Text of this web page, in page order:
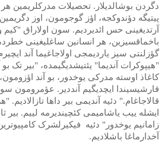
دگردن بوشالدیلار. تحصیلات مدرکلریمین هر
پیتیگه دؤندوکجه، اؤز گوجومون، اوز دگریمین،
آرتدیغینی حس ائدیردیم. سون اولاراق "کیم
باخماقسیزین، هر انسانین ساغلیغینی
گؤزلنتی سیز یاردیمجی اولاجاغیما آند
"هیپوکرات آندیما" یئتیشدیگیمده، "بیر تک بو
کاغاذ اوسته مدرکی یوخدور، بو آند
قارشیسیندا ایچدیگیم آنددیر. عؤمرومون
قالاجاغام." دئیه آندیمی بیر داها
ایشله ییب یاشامیمی کئچیندیرمه لییم. بیر
زامانیم یوخدور" دئیه
فیکیرلشرک
آخدارماغا باشلادیم.